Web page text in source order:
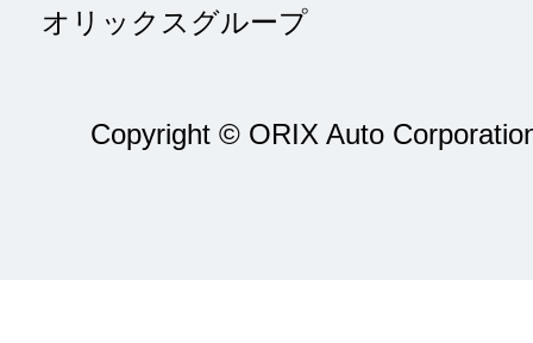
オリックスグループ
Copyright © ORIX Auto